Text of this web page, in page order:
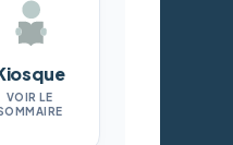
VOIR LE